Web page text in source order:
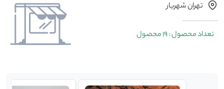
تهران شهریار
تعداد محصول : 19 محصول